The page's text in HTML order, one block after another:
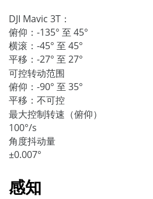
DJI Mavic 3T：
俯仰：-135° 至 45°
横滚：-45° 至 45°
平移：-27° 至 27°
可控转动范围
俯仰：-90° 至 35°
平移：不可控
最大控制转速（俯仰）
100°/s
角度抖动量
±0.007°
感知